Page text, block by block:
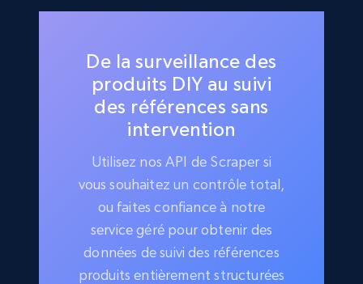
De la surveillance des
produits DIY au suivi
des références sans
intervention
Utilisez nos API de Scraper si
vous souhaitez un contrôle total,
ou faites confiance à notre
service géré pour obtenir des
données de suivi des références
produits entièrement structurées